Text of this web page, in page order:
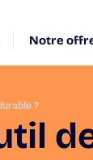
Notre
?